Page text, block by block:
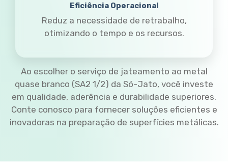
Eficiência Operacional
Reduz a necessidade de retrabalho,
otimizando o tempo e os recursos.
Ao escolher o serviço de jateamento ao metal
quase branco (SA2 1/2) da Só-Jato, você investe
em qualidade, aderência e durabilidade superiores.
Conte conosco para fornecer soluções eficientes e
inovadoras na preparação de superfícies metálicas.